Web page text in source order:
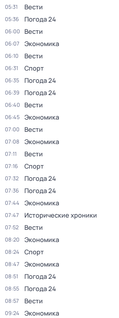
05:31 Вести
05:36 Погода 24
06:00 Вести
06:07 Экономика
06:10 Вести
06:31 Спорт
06:35 Погода 24
06:39 Погода 24
06:40 Вести
06:45 Экономика
07:00 Вести
07:08 Экономика
07:11 Вести
07:16 Спорт
07:32 Погода 24
07:36 Погода 24
07:44 Экономика
07:47 Исторические хроники
07:52 Вести
08:20 Экономика
08:24 Спорт
08:47 Экономика
08:51 Погода 24
08:55 Погода 24
08:57 Вести
09:24 Экономика